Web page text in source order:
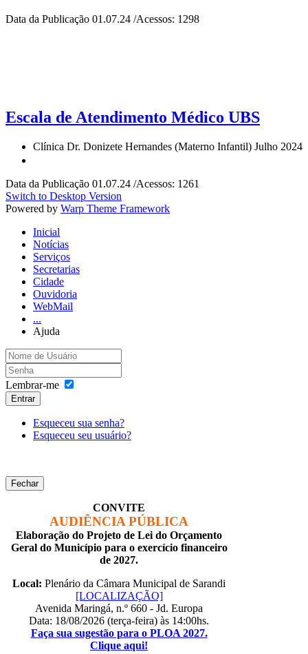
Data da Publicação 01.07.24 /Acessos: 1298
Escala de Atendimento Médico UBS
Clínica Dr. Donizete Hernandes (Materno Infantil) Julho 2024
Data da Publicação 01.07.24 /Acessos: 1261
Switch to Desktop Version
Powered by Warp Theme Framework
Inicial
Notícias
Serviços
Secretarias
Cidade
Ouvidoria
WebMail
...
Ajuda
Lembrar-me
Entrar
Esqueceu sua senha?
Esqueceu seu usuário?
Fechar
CONVITE
AUDIÊNCIA PÚBLICA
Elaboração do Projeto de Lei do Orçamento
Geral do Município para o exercício financeiro
de 2027.
Local: Plenário da Câmara Municipal de Sarandi
[LOCALIZAÇÃO]
Avenida Maringá, n.º 660 - Jd. Europa
Data: 18/08/2026 (terça-feira) às 14:00hs.
Faça sua sugestão para o PLOA 2027.
Clique aqui!